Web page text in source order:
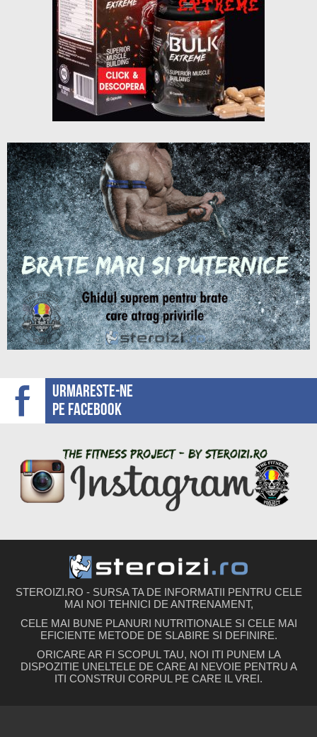
Urmareste-ne
pe facebook
STEROIZI.RO - SURSA TA DE INFORMATII PENTRU CELE
MAI NOI TEHNICI DE ANTRENAMENT,
CELE MAI BUNE PLANURI NUTRITIONALE SI CELE MAI
EFICIENTE METODE DE SLABIRE SI DEFINIRE.
ORICARE AR FI SCOPUL TAU, NOI ITI PUNEM LA
DISPOZITIE UNELTELE DE CARE AI NEVOIE PENTRU A
ITI CONSTRUI CORPUL PE CARE IL VREI.